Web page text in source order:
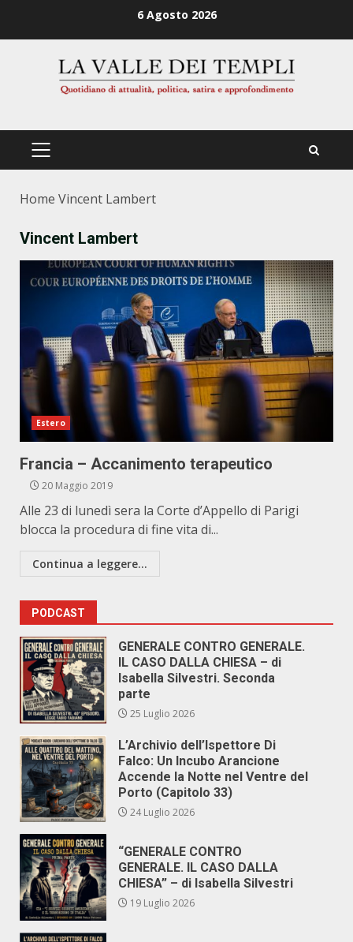
6 Agosto 2026
PRIMÄRES
Home Vincent Lambert
Vincent Lambert
Estero
Francia – Accanimento terapeutico
20 Maggio 2019
Alle 23 di lunedì sera la Corte d’Appello di Parigi
blocca la procedura di fine vita di...
Continua a leggere...
PODCAST
GENERALE CONTRO GENERALE.
IL CASO DALLA CHIESA – di
Isabella Silvestri. Seconda
parte
25 Luglio 2026
L’Archivio dell’Ispettore Di
Falco: Un Incubo Arancione
Accende la Notte nel Ventre del
Porto (Capitolo 33)
24 Luglio 2026
“GENERALE CONTRO
GENERALE. IL CASO DALLA
CHIESA” – di Isabella Silvestri
19 Luglio 2026